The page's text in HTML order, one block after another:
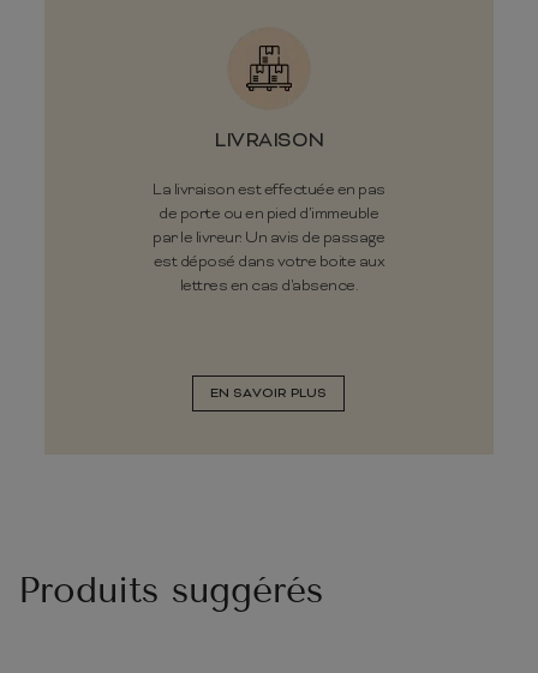
LIVRAISON
La livraison est effectuée en pas
de porte ou en pied d’immeuble
par le livreur. Un avis de passage
est déposé dans votre boite aux
lettres en cas d'absence.
EN SAVOIR PLUS
Produits suggérés